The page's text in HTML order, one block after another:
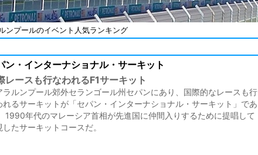
ンプールのイベント人気ランキング
ン・インターナショナル・サーキット
レースも行なわれるF1サーキット
ラルンプール郊外セランゴール州セパンにあり、国際的なレースも行
れるサーキットが「セパン・インターナショナル・サーキット」であ
1990年代のマレーシア首相が先進国に仲間入りするために提唱して
したサーキットコースだ。